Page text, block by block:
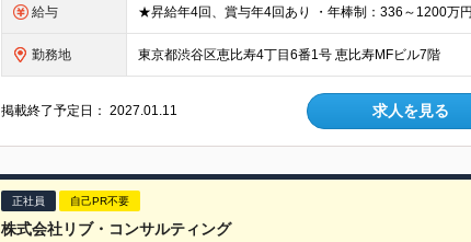
給与
勤務地 東京都渋谷区恵比寿4丁目6番1号 恵比寿MFビル7階
掲載終了予定日：2027.01.11 求人を見る
正社員 自己PR不要
株式会社リブ・コンサルティング